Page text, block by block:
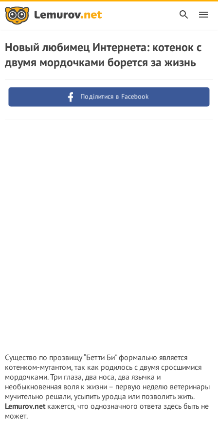
Новый любимец Интернета: котенок с
двумя мордочками борется за жизнь
Поділитися в Facebook
Существо по прозвищу “Бетти Би” формально является
котенком-мутантом, так как родилось с двумя сросшимися
мордочками. Три глаза, два носа, два язычка и
необыкновенная воля к жизни – первую неделю ветеринары
мучительно решали, усыпить уродца или позволить жить.
Lemurov.netкажется, что однозначного ответа здесь быть не
может.